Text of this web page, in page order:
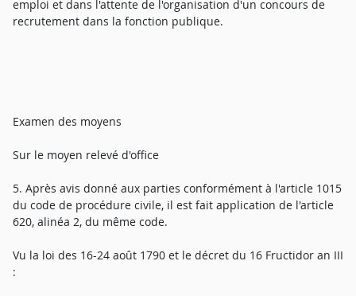
emploi et dans l'attente de l'organisation d'un concours de
recrutement dans la fonction publique.
Examen des moyens
Sur le moyen relevé d'office
5. Après avis donné aux parties conformément à l'article 1015
du code de procédure civile, il est fait application de l'article
620, alinéa 2, du même code.
Vu la loi des 16-24 août 1790 et le décret du 16 Fructidor an III
: